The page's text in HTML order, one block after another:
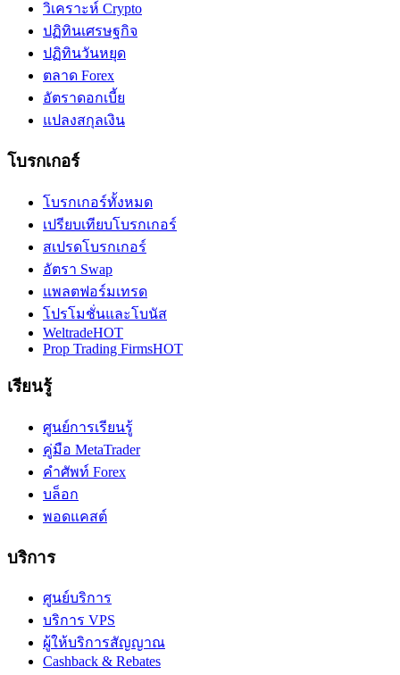
วิเคราะห์ Crypto
ปฏิทินเศรษฐกิจ
ปฏิทินวันหยุด
ตลาด Forex
อัตราดอกเบี้ย
แปลงสกุลเงิน
โบรกเกอร์
โบรกเกอร์ทั้งหมด
เปรียบเทียบโบรกเกอร์
สเปรดโบรกเกอร์
อัตรา Swap
แพลตฟอร์มเทรด
โปรโมชั่นและโบนัส
WeltradeHOT
Prop Trading FirmsHOT
เรียนรู้
ศูนย์การเรียนรู้
คู่มือ MetaTrader
คำศัพท์ Forex
บล็อก
พอดแคสต์
บริการ
ศูนย์บริการ
บริการ VPS
ผู้ให้บริการสัญญาณ
Cashback & Rebates